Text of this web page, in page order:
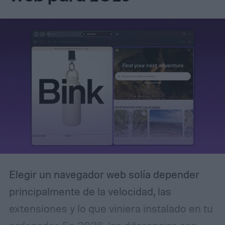
simple: pedirle a ChatGPT que trate cada
a menos que el usuario lo autorice
explícitamente.
Elegir un navegador web solía depender
principalmente de la velocidad, las
extensiones y lo que viniera instalado en tu